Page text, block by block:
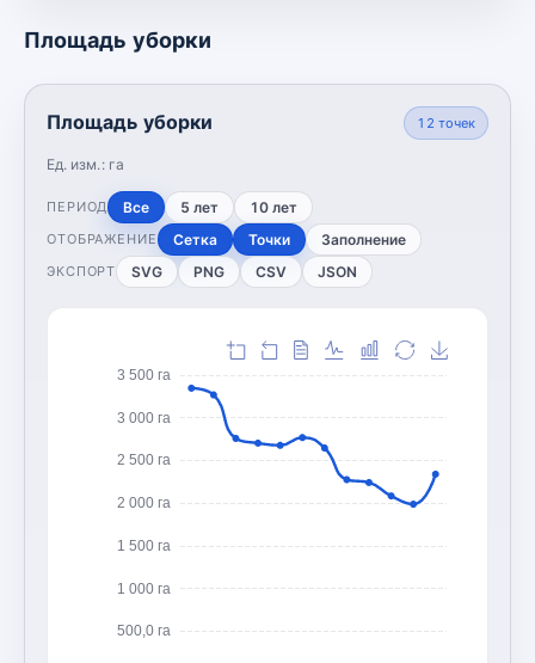
Площадь уборки
Площадь уборки
Ед. изм.: га
12 точек
ПЕРИОД Все 5 лет 10 лет
ОТОБРАЖЕНИЕ Сетка Точки Заполнение
ЭКСПОРТ SVG PNG CSV JSON
500,0 га
1 000 га
1 500 га
2 000 га
2 500 га
3 000 га
3 500 га